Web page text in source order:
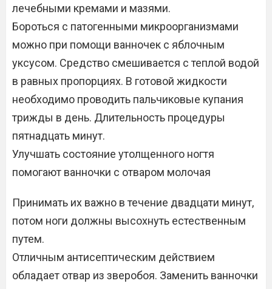
лечебными кремами и мазями.
Бороться с патогенными микроорганизмами
можно при помощи ванночек с яблочным
уксусом. Средство смешивается с теплой водой
в равных пропорциях. В готовой жидкости
необходимо проводить пальчиковые купания
трижды в день. Длительность процедуры
пятнадцать минут.
Улучшать состояние утолщенного ногтя
помогают ванночки с отваром молочая
Принимать их важно в течение двадцати минут,
потом ноги должны высохнуть естественным
путем.
Отличным антисептическим действием
обладает отвар из зверобоя. Заменить ванночки